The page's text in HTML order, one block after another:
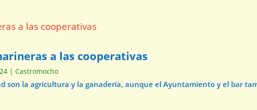
a las cooperativas
|Castromocho
son la agricultura y la ganadería, aunque el Ayuntamiento y el bar